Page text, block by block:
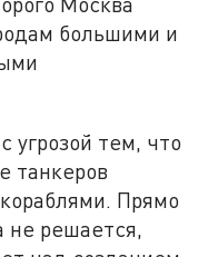
большими и
угрозой тем, что
танкеров
Прямо
не решается,